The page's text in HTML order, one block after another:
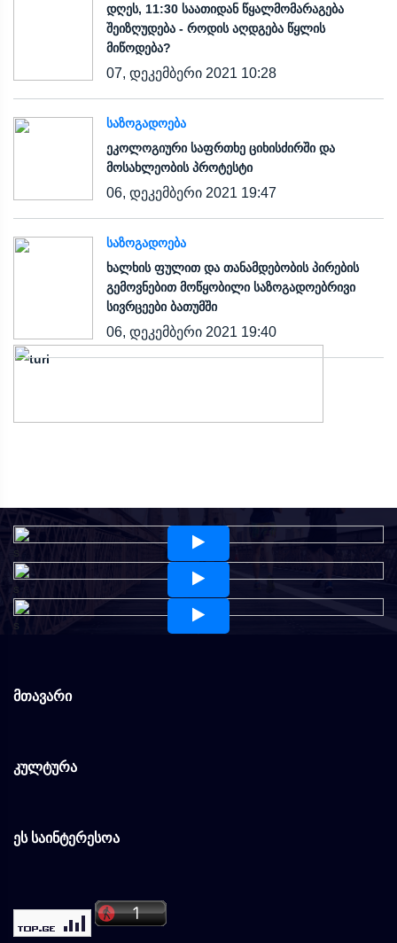
დღეს, 11:30 საათიდან წყალმომარაგება
შეიზღუდება - როდის აღდგება წყლის
მიწოდება?
07, დეკემბერი 2021 10:28
ᲡᲐᲖᲝᲒᲐᲓᲝᲔᲑᲐ
ეკოლოგიური საფრთხე ციხისძირში და
მოსახლეობის პროტესტი
06, დეკემბერი 2021 19:47
ᲡᲐᲖᲝᲒᲐᲓᲝᲔᲑᲐ
ხალხის ფულით და თანამდებობის პირების
გემოვნებით მოწყობილი საზოგადოებრივი
სივრცეები ბათუმში
06, დეკემბერი 2021 19:40
s
s
s
მთავარი
კულტურა
ეს საინტერესოა